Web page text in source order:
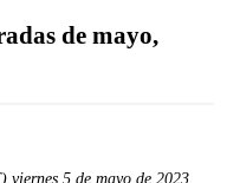
de mayo,
5 de mayo de 2023